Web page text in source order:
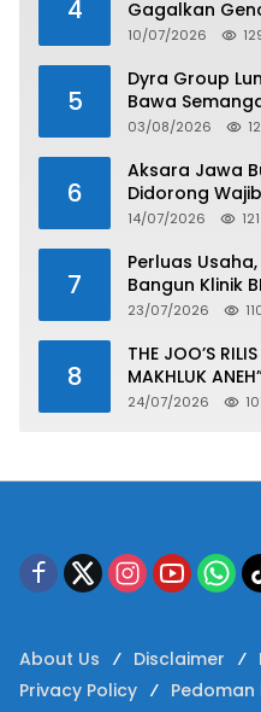
4
Gagalkan
10/07/2026
5
Dyra Group
Bawa
Masa Depan
03/08/2026
6
Aksara Jawa
Didorong
14/07/2026 121
7
Perluas
Bangun Klinik
23/07/2026
8
THE JOO’S
MAKHLUK
SURF ROCK
24/07/2026
About Us Disclaimer
Privacy Policy
Pedoman